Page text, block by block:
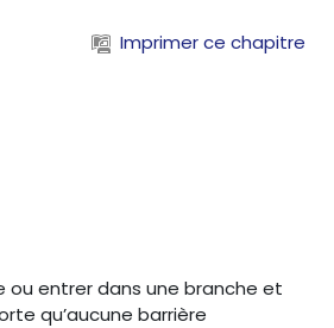
Imprimer ce chapitre
entrer dans une branche et
qu’aucune barrière